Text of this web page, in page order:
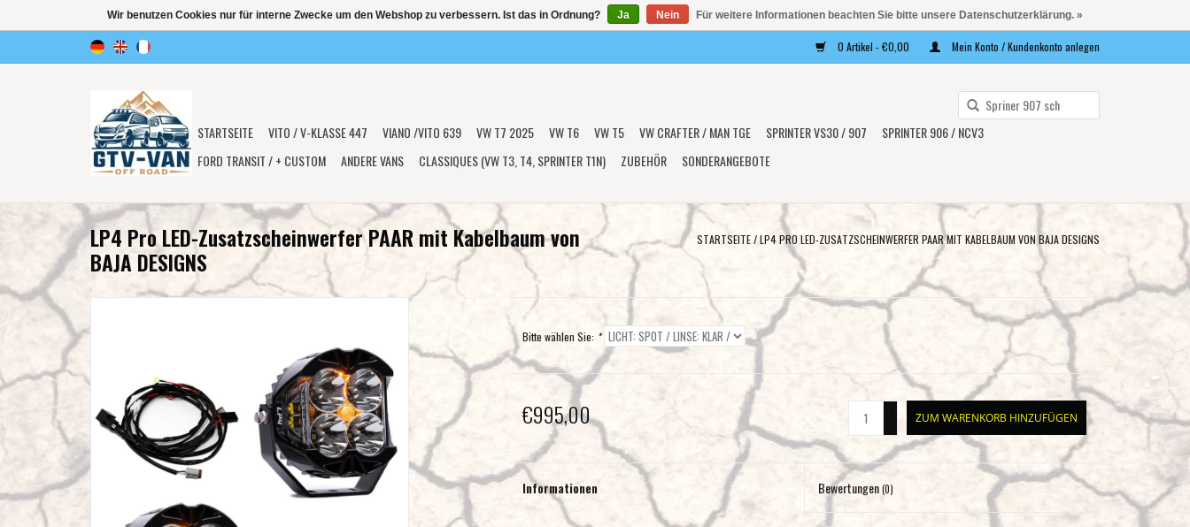
0 Artikel - €0,00 Mein Konto / Kundenkonto anlegen
verfügbare
die
Eingabetaste,
Suchergebnis
STARTSEITE VITO / V-KLASSE 447 VIANO /VITO 639 VW T7 2025 VW T6 VW T5 VW CRAFTER / MAN TGE SPRINTER VS30 / 907
SPRINTER 906 / NCV3
FORD TRANSIT / + CUSTOM
ANDERE VANS CLASSIQUES (VW T3, T4, SPRINTER T1N) ZUBEHÖR SONDERANGEBOTE
LP4 Pro LED-Zusatzscheinwerfer PAAR mit Kabelbaum von
BAJA DESIGNS
STARTSEITE/LP4 PRO LED-ZUSATZSCHEINWERFER PAAR MIT KABELBAUM VON BAJA DESIGNS
Bitte wählen Sie: *
€995,00 ZUM WARENKORB HINZUFÜGEN
Informationen Bewertungen(0)
Wir benutzen Cookies nur für interne Zwecke um den Webshop zu verbessern. Ist das in Ordnung? Ja Nein Für weitere Informationen beachten Sie bitte unsere Datenschutzerklärung. »